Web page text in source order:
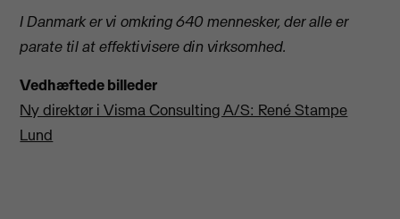
I Danmark er vi omkring 640 mennesker, der alle er
parate til at effektivisere din virksomhed.
Vedhæftede billeder
Ny direktør i Visma Consulting A/S: René Stampe
Lund